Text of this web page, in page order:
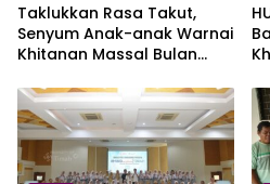
Taklukkan Rasa Takut,
Senyum Anak-anak Warnai
Khitanan Massal Bulan
di Kundur